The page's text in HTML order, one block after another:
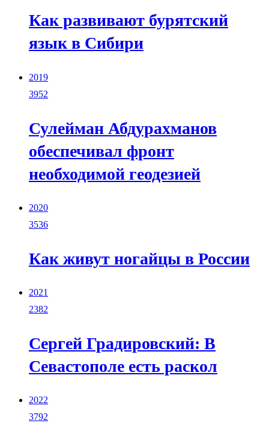
Как развивают бурятский
язык в Сибири
2019
3952
Сулейман Абдурахманов
обеспечивал фронт
необходимой геодезией
2020
3536
Как живут ногайцы в России
2021
2382
Сергей Градировский: В
Севастополе есть раскол
2022
3792